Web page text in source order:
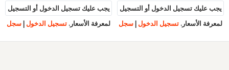
يجب عليك تسجيل الدخول أو التسجيل
لمعرفة الأسعار. تسجيل الدخول | سجل
يجب عليك تسجيل الدخول أو التسجيل
لمعرفة الأسعار. تسجيل الدخول | سجل